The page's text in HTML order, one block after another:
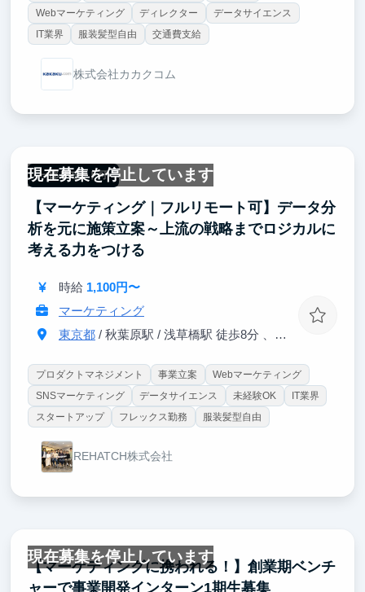
Webマーケティング
ディレクター
データサイエンス
IT業界
服装髪型自由 交通費支給
株式会社カカクコム
現在募集を停止しています
一部リモート可
【マーケティング｜フルリモート可】データ分
析を元に施策立案～上流の戦略までロジカルに
考える力をつける
時給 1,100円〜
マーケティング
東京都/ 秋葉原駅 / 浅草橋駅 徒歩8分 、馬喰町駅 徒歩4分
プロダクトマネジメント 事業立案
Webマーケティング
SNSマーケティング
データサイエンス 未経験OK
IT業界
スタートアップ
フレックス勤務 服装髪型自由
REHATCH株式会社
現在募集を停止しています
【マーケティングに携われる！】創業期ベンチ
ャーで事業開発インターン1期生募集